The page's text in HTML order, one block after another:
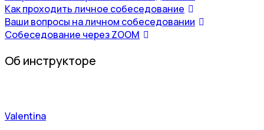
Как проходить личное собеседование
Ваши вопросы на личном собеседовании
Собеседование через ZOOM
Об инструкторе
Valentina